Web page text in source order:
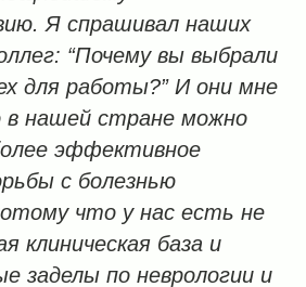
Я спрашивал наших
“Почему вы выбрали
для работы?” И они мне
нашей стране можно
эффективное
с болезнью
что у нас есть не
клиническая база и
заделы по неврологии и